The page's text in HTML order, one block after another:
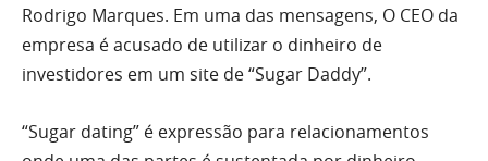
Rodrigo Marques. Em uma das mensagens, O CEO da
empresa é acusado de utilizar o dinheiro de
investidores em um site de “Sugar Daddy”.
“Sugar dating” é expressão para relacionamentos